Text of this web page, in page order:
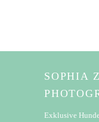
SOPHIA
Exklusive